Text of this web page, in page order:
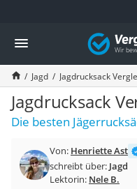
Die beliebtesten Vergleiche
Freizeit & Sport
Gartentrampolin
Trampolin
Metalldetektor
Eufab-Fahrradträger
Trampolin 366 cm
Aluminium-Koffer
Futterboot
Vergleich
Jagd Jagdrucksack
Jagdrucksack
Die besten
Von: Henriette Ast
schreibt über: Jagd
Lektorin: Nele B.